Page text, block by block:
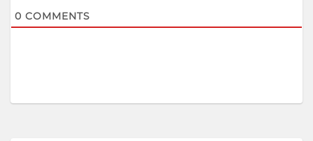
0 COMMENTS